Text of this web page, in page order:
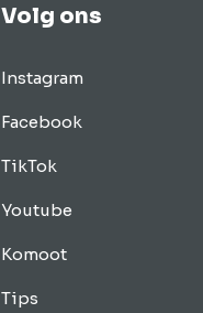
Volg ons
Instagram
Facebook
TikTok
Youtube
Komoot
Tips